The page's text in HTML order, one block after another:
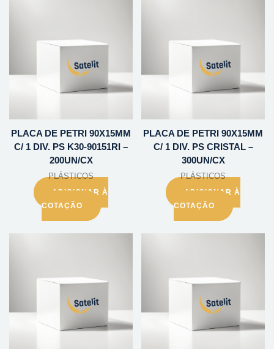
PLACA DE PETRI 90X15MM
C/ 1 DIV. PS K30-90151RI –
200UN/CX
PLÁSTICOS
ADICIONAR À
COTAÇÃO
PLACA DE PETRI 90X15MM
C/ 1 DIV. PS CRISTAL –
300UN/CX
PLÁSTICOS
ADICIONAR À
COTAÇÃO